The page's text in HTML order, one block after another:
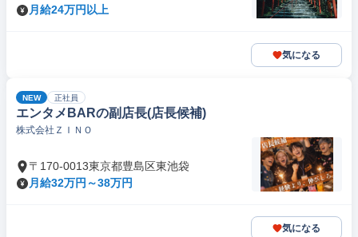
月給24万円以上
気になる
NEW 正社員
エンタメBARの副店長(店長候補)
株式会社ＺＩＮＯ
〒170-0013東京都豊島区東池袋
月給32万円～38万円
気になる